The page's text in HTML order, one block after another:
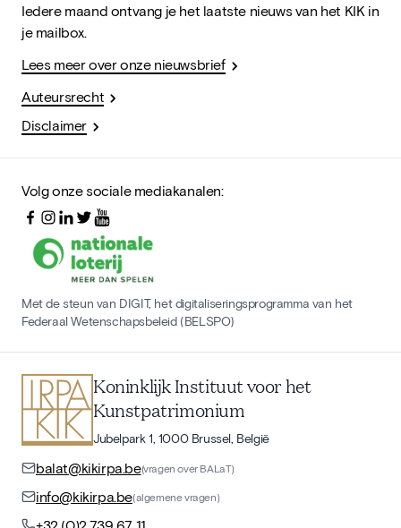
Iedere maand ontvang je het laatste nieuws van het KIK in
je mailbox.
Lees meer over onze nieuwsbrief
Auteursrecht
Disclaimer
Volg onze sociale mediakanalen:
Met de steun van DIGIT, het digitaliseringsprogramma van het
Federaal Wetenschapsbeleid (BELSPO)
Koninklijk Instituut voor het
Kunstpatrimonium
Jubelpark 1, 1000 Brussel, België
balat@kikirpa.be(vragen over BALaT)
info@kikirpa.be(algemene vragen)